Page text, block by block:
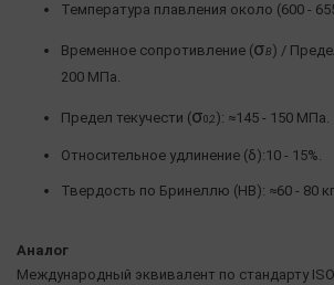
Температура плавления около (600 -
Временное сопротивление (σΒ) /
200 МПа.
Предел текучести (σ0,2): ≈145 - 150 МПа.
Относительное удлинение (δ):10 - 15%.
Твердость по Бринеллю (HB): ≈60 - 80
Аналог
Международный эквивалент по стандарту